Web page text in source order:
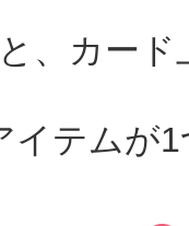
、カード
イテムが